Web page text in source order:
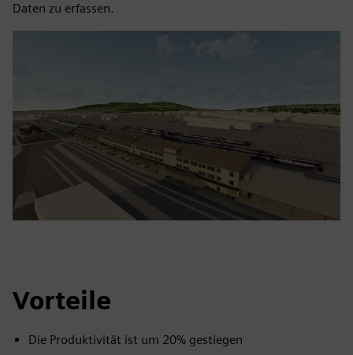
Daten zu erfassen.
Vorteile
Die Produktivität ist um 20% gestiegen